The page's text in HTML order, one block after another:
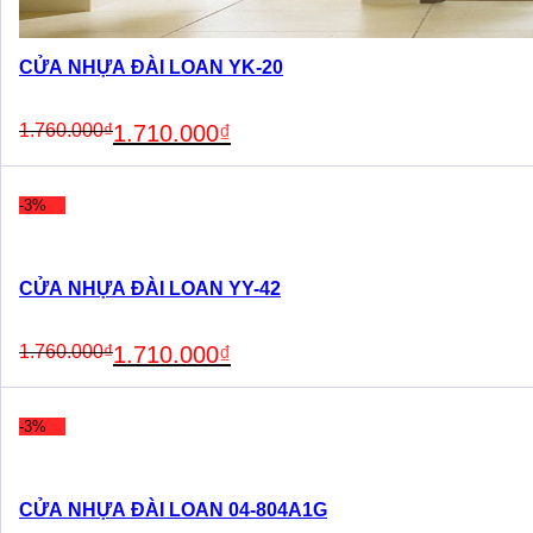
CỬA NHỰA ĐÀI LOAN YK-20
1.760.000₫
price
was:
1.710.000₫
price
is:
-3%
CỬA NHỰA ĐÀI LOAN YY-42
1.760.000₫
price
was:
1.710.000₫
price
is:
-3%
CỬA NHỰA ĐÀI LOAN 04-804A1G